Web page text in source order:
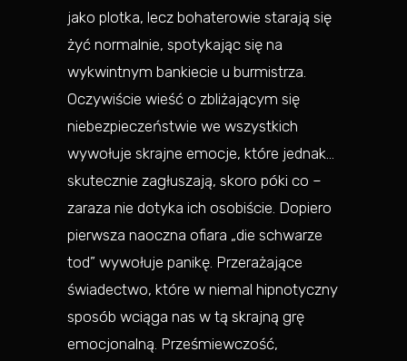
jako plotka, lecz bohaterowie starają się
żyć normalnie, spotykając się na
wykwintnym bankiecie u burmistrza.
Oczywiście wieść o zbliżającym się
niebezpieczeństwie we wszystkich
wywołuje skrajne emocje, które jednak…
skutecznie zagłuszają, skoro póki co –
zaraza nie dotyka ich osobiście. Dopiero
pierwsza naoczna ofiara „die schwarze
tod” wywołuje panikę. Przerażające
świadectwo, które w niemal hipnotyczny
sposób wciąga nas w tą skrajną grę
emocjonalną. Prześmiewczość,